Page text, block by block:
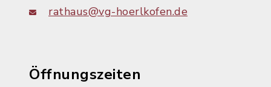
rathaus@vg-hoerlkofen.de
Öffnungszeiten